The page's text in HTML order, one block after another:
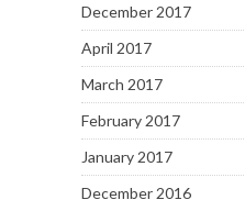
December 2017
April 2017
March 2017
February 2017
January 2017
December 2016